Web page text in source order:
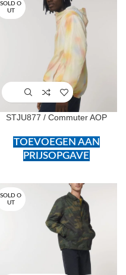
SOLD O
UT
STJU877 / Commuter AOP
TOEVOEGEN AAN
PRIJSOPGAVE
SOLD O
UT